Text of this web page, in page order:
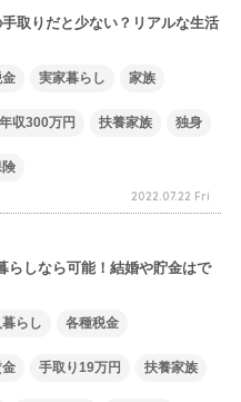
取りだと少ない？リアルな生活
実家暮らし 家族
年収300万円 扶養家族 独身
2022.07.22 Fri
らしなら可能！結婚や貯金はで
らし 各種税金
手取り19万円 扶養家族